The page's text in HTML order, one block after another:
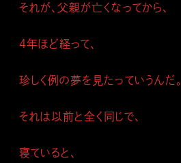
それが、父親が亡くなってから、
４年ほど経って、
珍しく例の夢を見たっていうんだ。
それは以前と全く同じで、
寝ていると、